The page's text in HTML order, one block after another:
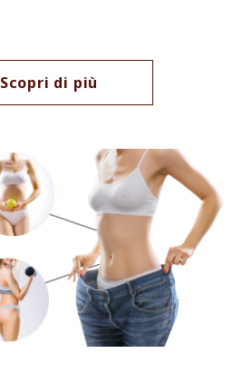
Scopri di più